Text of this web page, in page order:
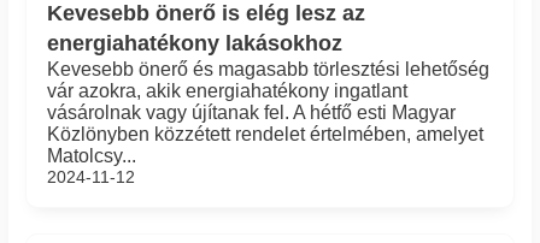
Kevesebb önerő is elég lesz az
energiahatékony lakásokhoz
Kevesebb önerő és magasabb törlesztési lehetőség
vár azokra, akik energiahatékony ingatlant
vásárolnak vagy újítanak fel. A hétfő esti Magyar
Közlönyben közzétett rendelet értelmében, amelyet
Matolcsy...
2024-11-12